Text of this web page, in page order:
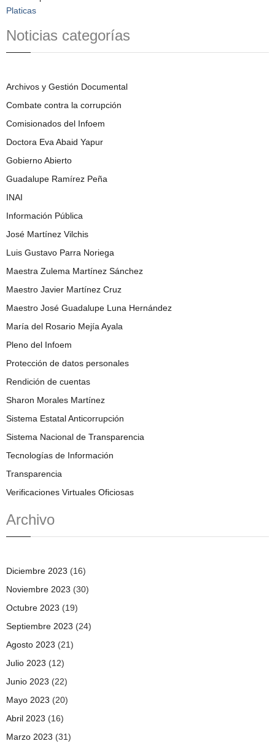
Platicas
Noticias categorías
Archivos y Gestión Documental
Combate contra la corrupción
Comisionados del Infoem
Doctora Eva Abaid Yapur
Gobierno Abierto
Guadalupe Ramírez Peña
INAI
Información Pública
José Martínez Vilchis
Luis Gustavo Parra Noriega
Maestra Zulema Martínez Sánchez
Maestro Javier Martínez Cruz
Maestro José Guadalupe Luna Hernández
María del Rosario Mejía Ayala
Pleno del Infoem
Protección de datos personales
Rendición de cuentas
Sharon Morales Martínez
Sistema Estatal Anticorrupción
Sistema Nacional de Transparencia
Tecnologías de Información
Transparencia
Verificaciones Virtuales Oficiosas
Archivo
Diciembre 2023 (16)
Noviembre 2023 (30)
Octubre 2023 (19)
Septiembre 2023 (24)
Agosto 2023 (21)
Julio 2023 (12)
Junio 2023 (22)
Mayo 2023 (20)
Abril 2023 (16)
Marzo 2023 (31)